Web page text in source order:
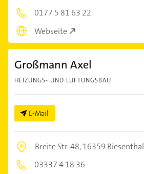
0177 5 81 63 22
Webseite
Großmann Axel
HEIZUNGS- UND LÜFTUNGSBAU
E-Mail
Breite Str. 48,16359 Biesenthal
03337 4 18 36